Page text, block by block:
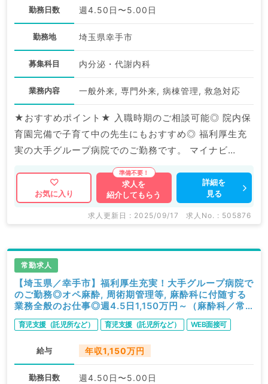
勤務日数 週4.50日〜5.00日
勤務地 埼玉県幸手市
募集科目 内分泌・代謝内科
業務内容 一般外来, 専門外来, 病棟管理, 救急対応
★おすすめポイント★ 入職時期のご相談可能◎ 院内保
育園完備で子育て中の先生にもおすすめ◎ 福利厚生充
実の大手グループ病院でのご勤務です。 マイナビ
DOCTORでは病院やクリニックなどの医療機関求人は
もちろんのこと、 産業医等の企業系求人も多数扱って
います。 求人内容の詳細等はお気軽にお問合せ下さ
お気に入り
求人を
紹介してもらう
詳細を
見る
求人更新日 : 2025/09/17 求人No. : 505876
常勤求人
【埼玉県／幸手市】福利厚生充実！大手グループ病院で
のご勤務◎オペ麻酔, 周術期管理等, 麻酔科に付随する
業務全般のお仕事◎週4.5日1,150万円～（麻酔科／常
勤）
育児支援（託児所など） 育児支援（託児所など） WEB面接可
給与 年収1,150万円
勤務日数 週4.50日〜5.00日